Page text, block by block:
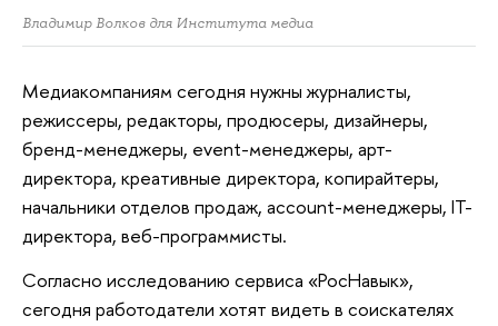
Владимир Волков для Института медиа
Медиакомпаниям сегодня нужны журналисты,
режиссеры, редакторы, продюсеры, дизайнеры,
бренд-менеджеры, event-менеджеры, арт-
директора, креативные директора, копирайтеры,
начальники отделов продаж, account-менеджеры, IT-
директора, веб-программисты.
Согласно исследованию сервиса «РосНавык»,
сегодня работодатели хотят видеть в соискателях